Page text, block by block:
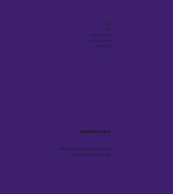
בלוג
ספר
הצהרת נגישות
מדיניות פרטיות
תקנון אתר
הישארו מעודכנים
תוכן מקצועי על גיוס ובינה מלאכותית -
פעם בשבועיים, ישירות למייל